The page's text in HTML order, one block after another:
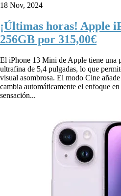
18 Nov, 2024
¡Últimas horas! Apple
256GB por 315,00€
El iPhone 13 Mini de Apple tiene una
ultrafina de 5,4 pulgadas, lo que
visual asombrosa. El modo Cine
cambia automáticamente el enfoque
sensación...